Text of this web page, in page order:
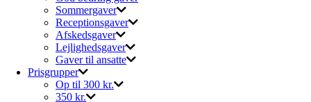
Sommergaver
Receptionsgaver
Afskedsgaver
Lejlighedsgaver
Gaver til ansatte
Prisgrupper
Op til 300 kr.
350 kr.